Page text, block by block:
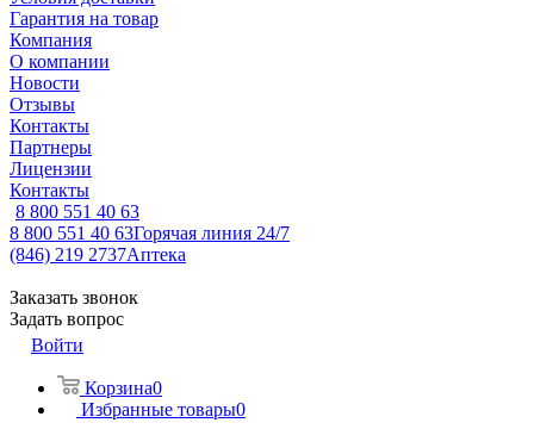
Гарантия на товар
Компания
О компании
Новости
Отзывы
Контакты
Партнеры
Лицензии
Контакты
8 800 551 40 63
8 800 551 40 63Горячая линия 24/7
(846) 219 2737Аптека
Заказать звонок
Задать вопрос
Войти
Корзина0
Избранные товары0